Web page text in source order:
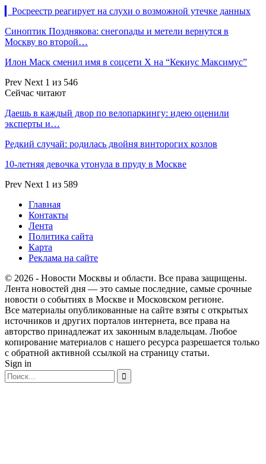
▎Росреестр реагирует на слухи о возможной утечке данных
Синоптик Позднякова: снегопады и метели вернутся в
Москву во второй…
Илон Маск сменил имя в соцсети Х на “Кекиус Максимус”
Prev Next 1 из 546
Сейчас читают
Даешь в каждый двор по велопаркингу: идею оценили
эксперты и…
Редкий случай: родилась двойня винторогих козлов
10-летняя девочка утонула в пруду в Москве
Prev Next 1 из 589
Главная
Контакты
Лента
Политика сайта
Карта
Реклама на сайте
© 2026 - Новости Москвы и области. Все права защищены.
Лента новостей дня — это самые последние, самые срочные
новости о событиях в Москве и Московском регионе.
Все материалы опубликованные на сайте взяты с открытых
источников и других порталов интернета, все права на
авторство принадлежат их законным владельцам. Любое
копирование материалов с нашего ресурса разрешается только
с обратной активной ссылкой на страницу статьи.
Sign in